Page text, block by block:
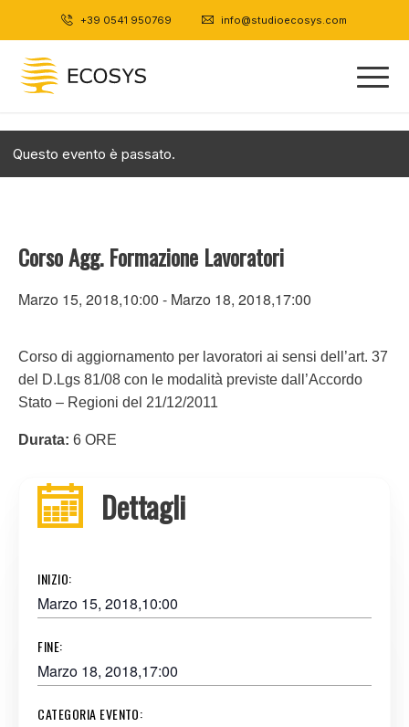
+39 0541 950769 info@studioecosys.com
Questo evento è passato.
Corso Agg. Formazione Lavoratori
Marzo 15, 2018,10:00 - Marzo 18, 2018,17:00
Corso di aggiornamento per lavoratori ai sensi dell’art. 37
del D.Lgs 81/08 con le modalità previste dall’Accordo
Stato – Regioni del 21/12/2011
Durata: 6 ORE
Dettagli
INIZIO:
Marzo 15, 2018,10:00
FINE:
Marzo 18, 2018,17:00
CATEGORIA EVENTO: